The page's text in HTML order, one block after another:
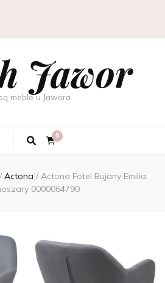
Jawor
meble u Jawora
0
/ Actona / Actona Fotel Bujany Emilia
0000064790